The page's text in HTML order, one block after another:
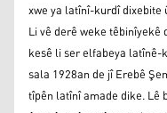
xwe ya latînî-kurdî dixebite
Li vê derê weke
kesê li ser elfabeya
sala 1928an de jî Erebê
tîpên latînî amade dike. Lê